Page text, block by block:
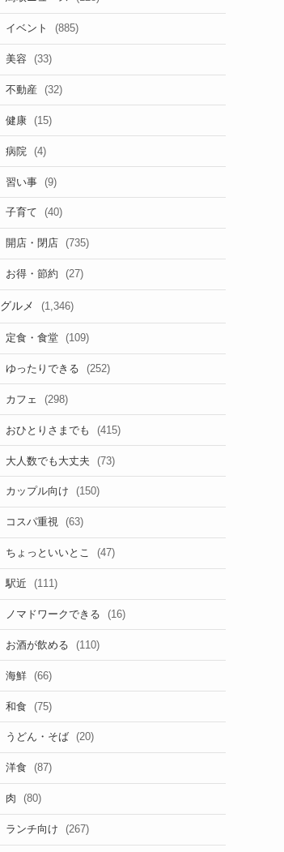
イベント (885)
美容 (33)
不動産 (32)
健康 (15)
病院 (4)
習い事 (9)
子育て (40)
開店・閉店 (735)
お得・節約 (27)
グルメ (1,346)
定食・食堂 (109)
ゆったりできる (252)
カフェ (298)
おひとりさまでも (415)
大人数でも大丈夫 (73)
カップル向け (150)
コスパ重視 (63)
ちょっといいとこ (47)
駅近 (111)
ノマドワークできる (16)
お酒が飲める (110)
海鮮 (66)
和食 (75)
うどん・そば (20)
洋食 (87)
肉 (80)
ランチ向け (267)